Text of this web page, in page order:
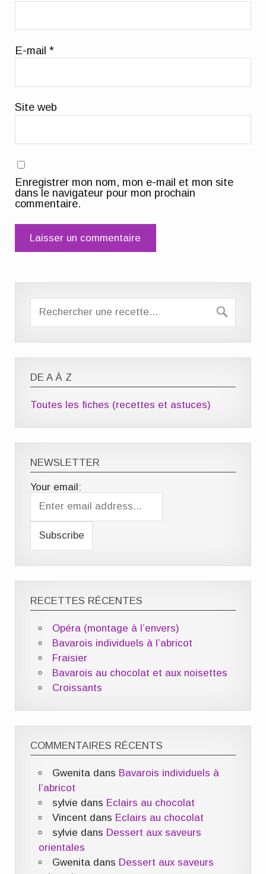
E-mail*
Site web
Enregistrer mon nom, mon e-mail et mon site
dans le navigateur pour mon prochain
commentaire.
DE A À Z
Toutes les fiches (recettes et astuces)
NEWSLETTER
Your email:
RECETTES RÉCENTES
Opéra (montage à l’envers)
Bavarois individuels à l’abricot
Fraisier
Bavarois au chocolat et aux noisettes
Croissants
COMMENTAIRES RÉCENTS
Gwenita dans Bavarois individuels à
l’abricot
sylvie dans Eclairs au chocolat
Vincent dans Eclairs au chocolat
sylvie dans Dessert aux saveurs
orientales
Gwenita dans Dessert aux saveurs